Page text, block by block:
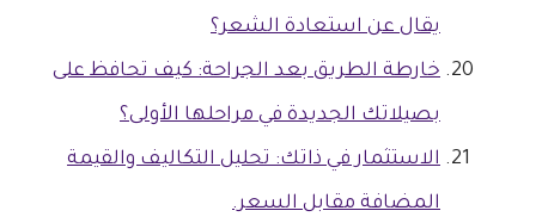
يقال عن استعادة الشعر؟
خارطة الطريق بعد الجراحة: كيف تحافظ على
بصيلاتك الجديدة في مراحلها الأولى؟
الاستثمار في ذاتك: تحليل التكاليف والقيمة
المضافة مقابل السعر.